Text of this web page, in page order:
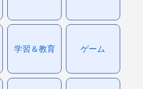
学習＆教育 ゲーム